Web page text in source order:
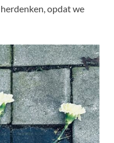
opdat we